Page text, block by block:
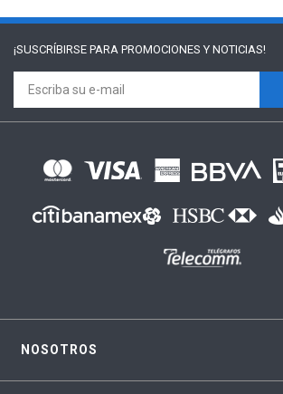
¡SUSCRÍBIRSE PARA PROMOCIONES Y NOTICIAS!
NOSOTROS